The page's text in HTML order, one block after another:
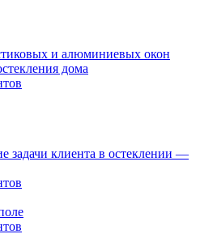
и алюминиевых окон
дома
задачи клиента в остеклении —